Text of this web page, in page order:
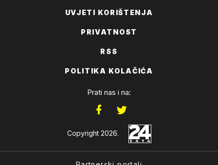
UVJETI KORIŠTENJA
PRIVATNOST
RSS
POLITIKA KOLAČIĆA
Prati nas i na:
Copyright 2026.